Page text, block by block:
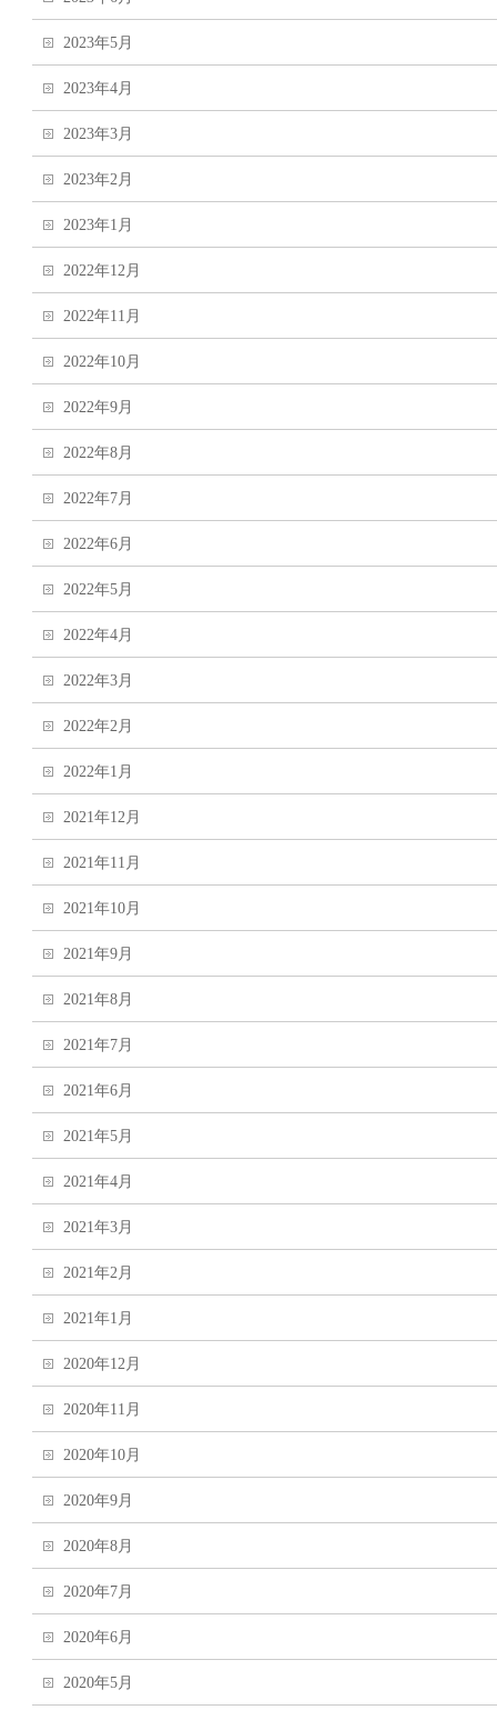
2023年5月
2023年4月
2023年3月
2023年2月
2023年1月
2022年12月
2022年11月
2022年10月
2022年9月
2022年8月
2022年7月
2022年6月
2022年5月
2022年4月
2022年3月
2022年2月
2022年1月
2021年12月
2021年11月
2021年10月
2021年9月
2021年8月
2021年7月
2021年6月
2021年5月
2021年4月
2021年3月
2021年2月
2021年1月
2020年12月
2020年11月
2020年10月
2020年9月
2020年8月
2020年7月
2020年6月
2020年5月